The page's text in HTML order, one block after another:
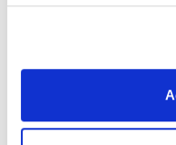
Il factoring in cifre –